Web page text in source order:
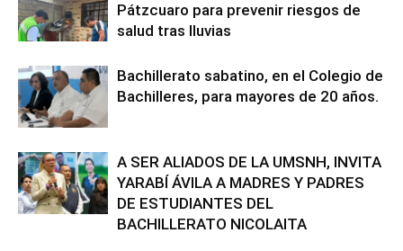
Pátzcuaro para prevenir riesgos de
salud tras lluvias
Bachillerato sabatino, en el Colegio de
Bachilleres, para mayores de 20 años.
A SER ALIADOS DE LA UMSNH, INVITA
YARABÍ ÁVILA A MADRES Y PADRES
DE ESTUDIANTES DEL
BACHILLERATO NICOLAITA